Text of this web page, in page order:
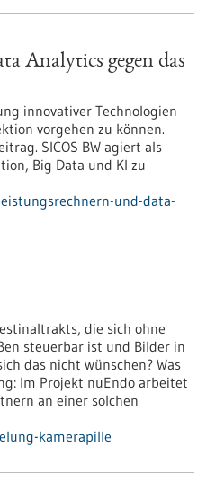
Analytics gegen das
innovativer Technologien
vorgehen zu können.
SICOS BW agiert als
Big Data und KI zu
und-data-
die sich ohne
steuerbar ist und Bilder in
das nicht wünschen? Was
Im Projekt nuEndo arbeitet
an einer solchen
kamerapille